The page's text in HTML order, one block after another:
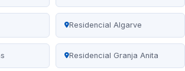
Residencial Algarve
Residencial Granja Anita